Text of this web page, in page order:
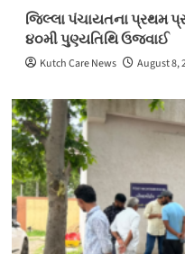
જિલ્લા પંચાયતના પ્રથમ
૪૦મી પુણ્યતિથિ ઉજવાઈ
Kutch Care News August 8,